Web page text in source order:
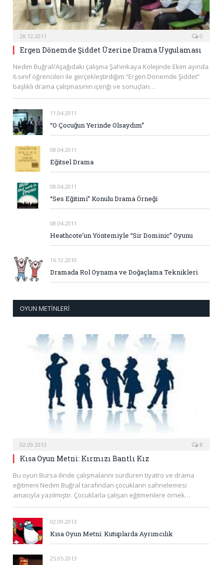
28.12.2011 0
Ergen Dönemde Şiddet Üzerine Drama Uygulaması
Nedim Buğral/Aşağıdaki çalışma Şahinkaya Kolejinde Ekim ayında
6.sınıf öğrencileri ile gerçekleştirdiğim “Ergen Dönemde Şiddet”
başlıklı drama çalışmasının içeriği ve sonuçları…
11.04.2011
“O Çocuğun Yerinde Olsaydım”
08.04.2011
Eğitsel Drama
08.04.2011
“Ses Eğitimi” Konulu Drama Örneği
08.04.2011
Heathcote’un Yöntemiyle “Sir Dominic” Oyunu
16.12.2010
Dramada Rol Oynama ve Doğaçlama Teknikleri
OYUN METINLERI
02.09.2013 8
Kısa Oyun Metni: Kırmızı Bantlı Kız
Bu oyun Bursa ilinde çalışmalarını sürdüren tiyatro ve drama
eğitmeni Nedim Buğral tarafından çocukların sahnelemesi
amacıyla yazılmıştır. Çocuklarla çalışan eğitmenlere örnek…
02.09.2013
Kısa Oyun Metni: Kutuplarda Ayrımcılık
25.05.2013